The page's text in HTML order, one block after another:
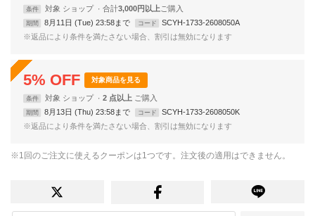
条件 対象 ショップ 合計3,000円以上
期間 8月11日 (Tue) 23:58まで コード
SCYH-1733-2608050A
※返品により条件を満たさない場合、割引は無効になります
5% OFF 対象商品を見る
条件 対象 ショップ 2 点以上
期間 8月13日 (Thu) 23:58まで コード
SCYH-1733-2608050K
※返品により条件を満たさない場合、割引は無効になります
※1回のご注文に使えるクーポンは1つです。注文後の適用はできません。